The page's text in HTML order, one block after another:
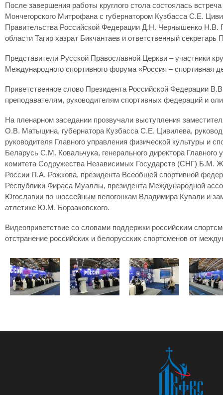
После завершения работы круглого стола состоялась
Мончегорского Митрофана с губернатором Кузбасса С.Е.
Правительства Российской Федерации Д.Н. Чернышенко Н.В.
области Тагир хазрат Бикчантаев и ответственный
Представители Русской Православной Церкви – участники
Международного спортивного форума «Россия – спортивная
Приветственное слово Президента Российской Федерации
преподавателям, руководителям спортивных федераций и
На пленарном заседании прозвучали выступления
О.В. Матыцина, губернатора Кузбасса С.Е. Цивилева,
руководителя Главного управления физической культуры и
Беларусь С.М. Ковальчука, генерального директора
комитета Содружества Независимых Государств (СНГ) Б.М.
России П.А. Рожкова, президента Всеобщей спортивной
Республики Фираса Муаллы, президента Международной
Югославии по шоссейным велогонкам Владимира Кували и
атлетике Ю.М. Борзаковского.
Видеоприветствие со словами поддержки российским
отстранение российских и белорусских спортсменов от